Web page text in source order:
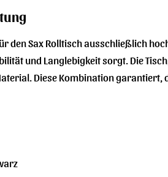
den Sax Rolltisch ausschließlich
und Langlebigkeit sorgt. Die
Diese Kombination garantiert,